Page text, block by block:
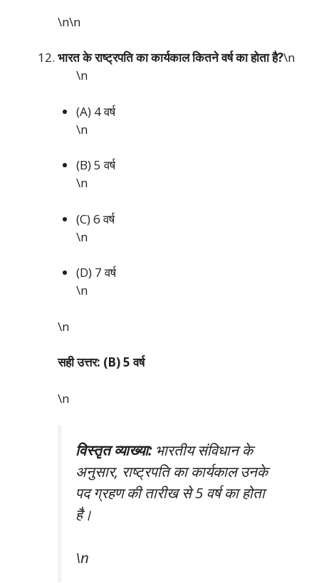
\n\n
भारत के राष्ट्रपति का कार्यकाल कितने वर्ष का होता है?\n
\n
(A) 4 वर्ष
\n
(B) 5 वर्ष
\n
(C) 6 वर्ष
\n
(D) 7 वर्ष
\n
\n
सही उत्तर: (B) 5 वर्ष
\n
विस्तृत व्याख्या:भारतीय संविधान के
अनुसार, राष्ट्रपति का कार्यकाल उनके
पद ग्रहण की तारीख से 5 वर्ष का होता
है।
\n